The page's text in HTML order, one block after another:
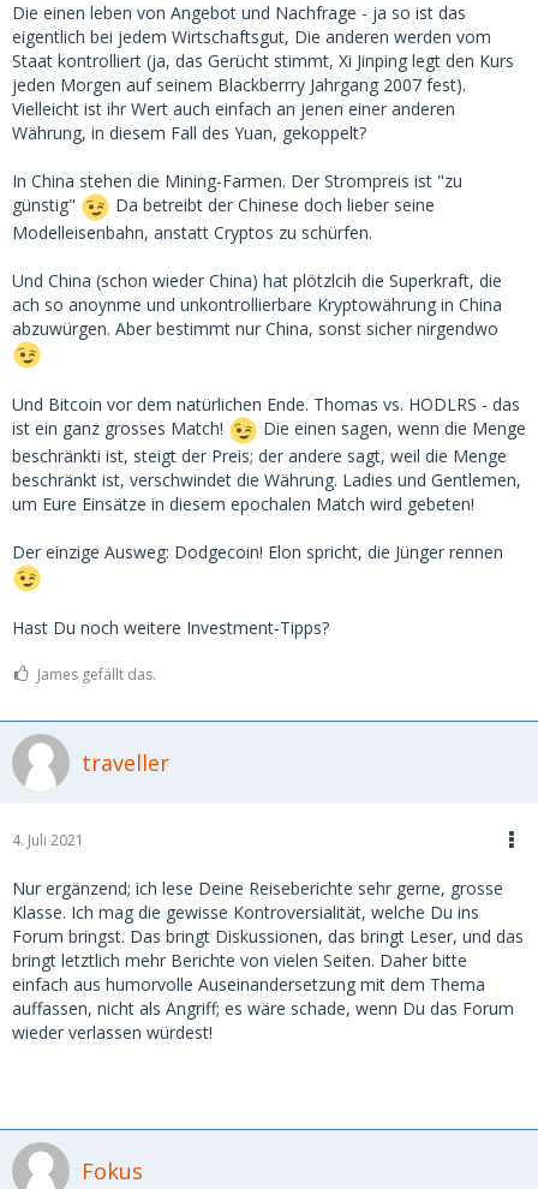
Die einen leben von Angebot und Nachfrage - ja so ist das
eigentlich bei jedem Wirtschaftsgut, Die anderen werden vom
Staat kontrolliert (ja, das Gerücht stimmt, Xi Jinping legt den Kurs
jeden Morgen auf seinem Blackberrry Jahrgang 2007 fest).
Vielleicht ist ihr Wert auch einfach an jenen einer anderen
Währung, in diesem Fall des Yuan, gekoppelt?
In China stehen die Mining-Farmen. Der Strompreis ist "zu
günstig"
Da betreibt der Chinese doch lieber seine
Modelleisenbahn, anstatt Cryptos zu schürfen.
Und China (schon wieder China) hat plötzlcih die Superkraft, die
ach so anoynme und unkontrollierbare Kryptowährung in China
abzuwürgen. Aber bestimmt nur China, sonst sicher nirgendwo
Und Bitcoin vor dem natürlichen Ende. Thomas vs. HODLRS - das
ist ein ganz grosses Match!
Die einen sagen, wenn die Menge
beschränkti ist, steigt der Preis; der andere sagt, weil die Menge
beschränkt ist, verschwindet die Währung. Ladies und Gentlemen,
um Eure Einsätze in diesem epochalen Match wird gebeten!
Der einzige Ausweg: Dodgecoin! Elon spricht, die Jünger rennen
Hast Du noch weitere Investment-Tipps?
James gefällt das.
traveller
4. Juli 2021
Nur ergänzend; ich lese Deine Reiseberichte sehr gerne, grosse
Klasse. Ich mag die gewisse Kontroversialität, welche Du ins
Forum bringst. Das bringt Diskussionen, das bringt Leser, und das
bringt letztlich mehr Berichte von vielen Seiten. Daher bitte
einfach aus humorvolle Auseinandersetzung mit dem Thema
auffassen, nicht als Angriff; es wäre schade, wenn Du das Forum
wieder verlassen würdest!
Fokus